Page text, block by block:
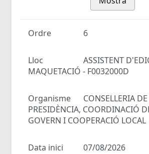
Ordre 6
Lloc
ASSISTENT
MAQUETACIÓ - F0032000D
Organisme
CONSELLERIA DE
PRESIDÈNCIA, COORDINACIÓ
GOVERN I COOPERACIÓ LOCAL
Data inici 07/08/2026